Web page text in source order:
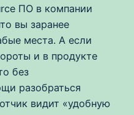
ПО в компании
вы заранее
места. А если
и в продукте
без
разобраться
видит «удобную